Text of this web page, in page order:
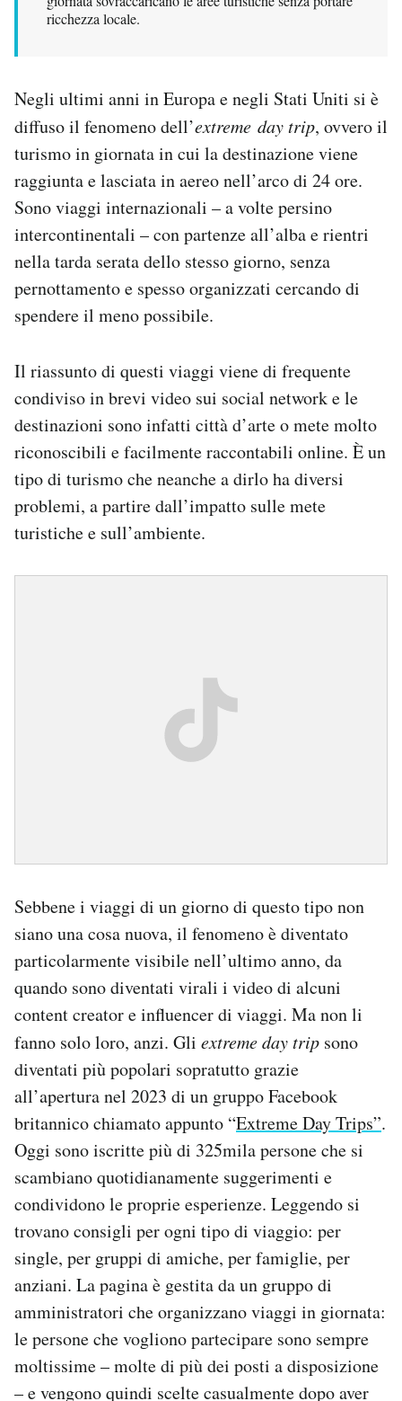
ricchezza locale.
Negli ultimi anni in Europa e negli Stati Uniti si è
diffuso il fenomeno dell’extreme day trip, ovvero il
turismo in giornata in cui la destinazione viene
raggiunta e lasciata in aereo nell’arco di 24 ore.
Sono viaggi internazionali – a volte persino
intercontinentali – con partenze all’alba e rientri
nella tarda serata dello stesso giorno, senza
pernottamento e spesso organizzati cercando di
spendere il meno possibile.
Il riassunto di questi viaggi viene di frequente
condiviso in brevi video sui social network e le
destinazioni sono infatti città d’arte o mete molto
riconoscibili e facilmente raccontabili online. È un
tipo di turismo che neanche a dirlo ha diversi
problemi, a partire dall’impatto sulle mete
turistiche e sull’ambiente.
Sebbene i viaggi di un giorno di questo tipo non
siano una cosa nuova, il fenomeno è diventato
particolarmente visibile nell’ultimo anno, da
quando sono diventati virali i video di alcuni
content creator e influencer di viaggi. Ma non li
fanno solo loro, anzi. Gli extreme day trip sono
diventati più popolari sopratutto grazie
all’apertura nel 2023 di un gruppo Facebook
britannico chiamato appunto “Extreme Day Trips”.
Oggi sono iscritte più di 325mila persone che si
scambiano quotidianamente suggerimenti e
condividono le proprie esperienze. Leggendo si
trovano consigli per ogni tipo di viaggio: per
single, per gruppi di amiche, per famiglie, per
anziani. La pagina è gestita da un gruppo di
amministratori che organizzano viaggi in giornata:
le persone che vogliono partecipare sono sempre
moltissime – molte di più dei posti a disposizione
– e vengono quindi scelte casualmente dopo aver